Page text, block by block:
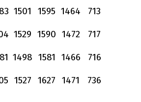
1501 1595 1464 713
1529 1590 1472 717
1498 1581 1466 716
1527 1627 1471 736